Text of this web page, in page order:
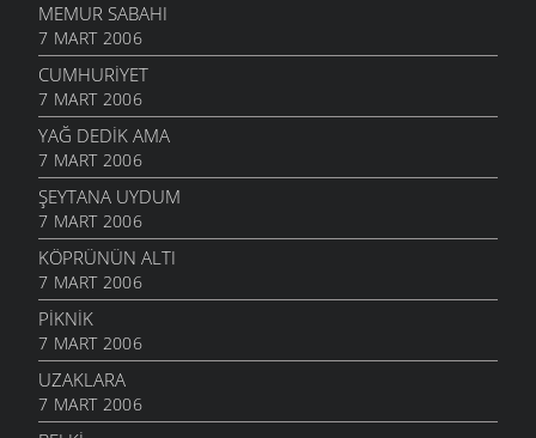
MEMUR SABAHI
7 MART 2006
CUMHURIYET
7 MART 2006
YAĞ DEDIK AMA
7 MART 2006
ŞEYTANA UYDUM
7 MART 2006
KÖPRÜNÜN ALTI
7 MART 2006
PIKNIK
7 MART 2006
UZAKLARA
7 MART 2006